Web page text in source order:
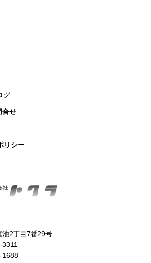
グ
合せ
リシー
池2丁目7番29号
1688